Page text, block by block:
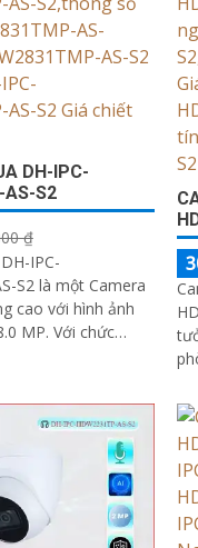
DH-IPC-
AS-S2
₫
IPC-
S2 là một Camera
cao với hình ảnh
chức
phòng. Với
an